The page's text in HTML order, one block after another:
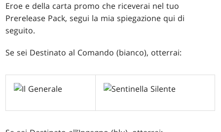
Eroe e della carta promo che riceverai nel tuo
Prerelease Pack, segui la mia spiegazione qui di
seguito.
Se sei Destinato al Comando (bianco), otterrai: